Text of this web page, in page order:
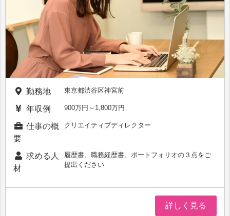
勤務地 東京都渋谷区神宮前
年収例 900万円～1,800万円
仕事の概
要
クリエイティブディレクター
求める人
材
履歴書、職務経歴書、ポートフォリオの３点をご
提出ください
詳しく見る